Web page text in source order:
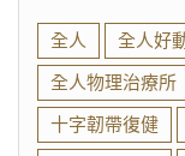
全人 全人好
全人物理治療所
十字韌帶復健